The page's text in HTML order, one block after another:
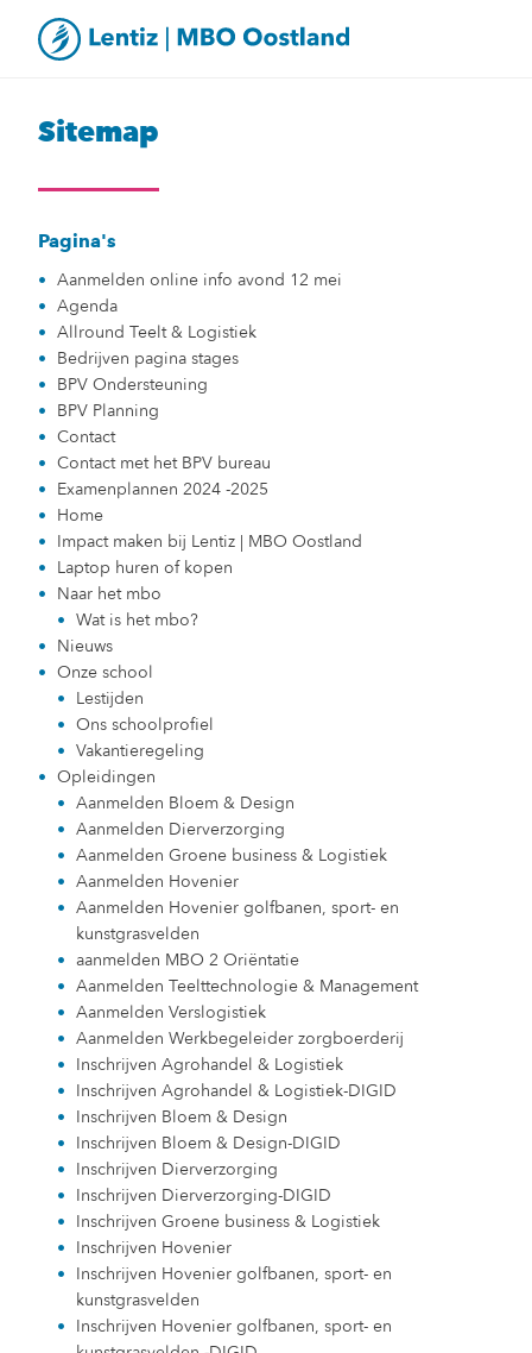
Sitemap
Pagina's
Aanmelden online info avond 12 mei
Agenda
Allround Teelt & Logistiek
Bedrijven pagina stages
BPV Ondersteuning
BPV Planning
Contact
Contact met het BPV bureau
Examenplannen 2024 -2025
Home
Impact maken bij Lentiz | MBO Oostland
Laptop huren of kopen
Naar het mbo
Wat is het mbo?
Nieuws
Onze school
Lestijden
Ons schoolprofiel
Vakantieregeling
Opleidingen
Aanmelden Bloem & Design
Aanmelden Dierverzorging
Aanmelden Groene business & Logistiek
Aanmelden Hovenier
Aanmelden Hovenier golfbanen, sport- en
kunstgrasvelden
aanmelden MBO 2 Oriëntatie
Aanmelden Teelttechnologie & Management
Aanmelden Verslogistiek
Aanmelden Werkbegeleider zorgboerderij
Inschrijven Agrohandel & Logistiek
Inschrijven Agrohandel & Logistiek-DIGID
Inschrijven Bloem & Design
Inschrijven Bloem & Design-DIGID
Inschrijven Dierverzorging
Inschrijven Dierverzorging-DIGID
Inschrijven Groene business & Logistiek
Inschrijven Hovenier
Inschrijven Hovenier golfbanen, sport- en
kunstgrasvelden
Inschrijven Hovenier golfbanen, sport- en